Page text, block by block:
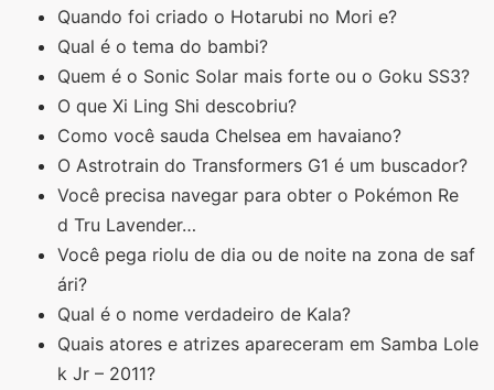
Quando foi criado o Hotarubi no Mori e?
Qual é o tema do bambi?
Quem é o Sonic Solar mais forte ou o Goku SS3?
O que Xi Ling Shi descobriu?
Como você sauda Chelsea em havaiano?
O Astrotrain do Transformers G1 é um buscador?
Você precisa navegar para obter o Pokémon Re
d Tru Lavender…
Você pega riolu de dia ou de noite na zona de saf
ári?
Qual é o nome verdadeiro de Kala?
Quais atores e atrizes apareceram em Samba Lole
k Jr – 2011?